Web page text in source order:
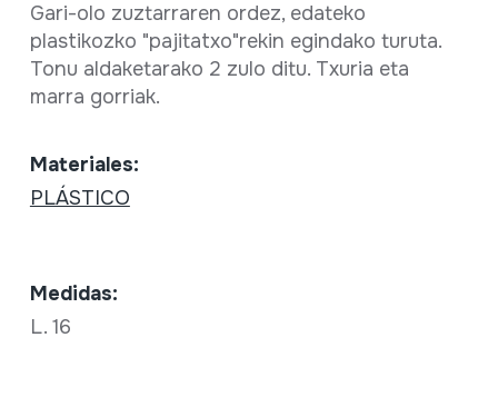
Gari-olo zuztarraren ordez, edateko
plastikozko "pajitatxo"rekin egindako turuta.
Tonu aldaketarako 2 zulo ditu. Txuria eta
marra gorriak.
Materiales:
PLÁSTICO
Medidas:
L. 16